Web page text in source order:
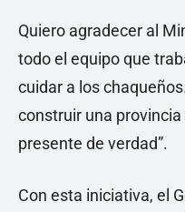
Quiero agradecer al
todo el equipo que
cuidar a los
construir una
presente de verdad”.
Con esta iniciativa, el